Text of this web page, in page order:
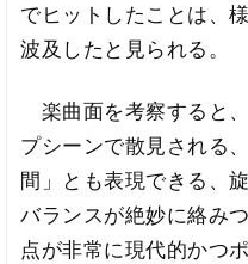
でヒットしたことは、
波及したと見られる。
楽曲面を考察すると
プシーンで散見される
間」とも表現できる、
バランスが絶妙に絡み
点が非常に現代的かつポ